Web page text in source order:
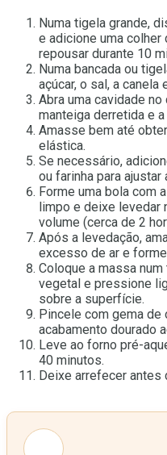
Numa tigela grande,
e adicione uma colher
repousar durante 10
Numa bancada ou
açúcar, o sal, a canela
Abra uma cavidade
manteiga derretida e
Amasse bem até
elástica.
Se necessário,
ou farinha para ajustar
Forme uma bola com
limpo e deixe levedar
volume (cerca de 2
Após a levedação,
excesso de ar e
Coloque a massa
vegetal e pressione
sobre a superfície.
Pincele com gema de
acabamento dourado
Leve ao forno pré-
40 minutos.
Deixe arrefecer antes